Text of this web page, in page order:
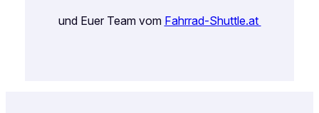
und Euer Team vom Fahrrad-Shuttle.at